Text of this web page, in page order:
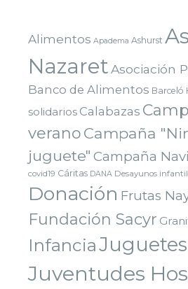
Alimentos Apadema Ashurst
NazaretAsociación
Banco de Alimentos Barceló
solidarios Calabazas
verano Campaña
juguete" Campaña
covid19 Cáritas DANA Desayunos
Donación Frutas
Fundación Sacyr
InfanciaJuguetes
Juventudes